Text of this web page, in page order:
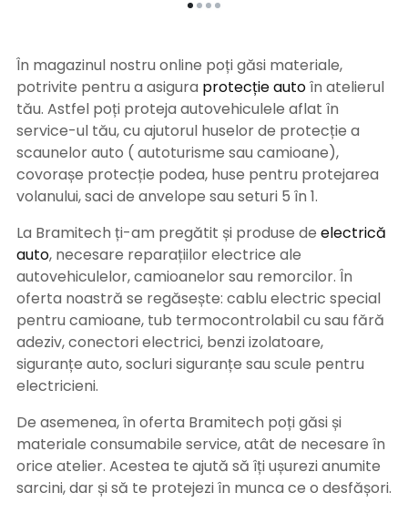
În magazinul nostru online poți găsi materiale,
potrivite pentru a asigura protecție autoîn atelierul
tău. Astfel poți proteja autovehiculele aflat în
service-ul tău, cu ajutorul huselor de protecție a
scaunelor auto ( autoturisme sau camioane),
covorașe protecție podea, huse pentru protejarea
volanului, saci de anvelope sau seturi 5 în 1.
La Bramitech ți-am pregătit și produse de electrică
auto, necesare reparațiilor electrice ale
autovehiculelor, camioanelor sau remorcilor. În
oferta noastră se regăsește: cablu electric special
pentru camioane, tub termocontrolabil cu sau fără
adeziv, conectori electrici, benzi izolatoare,
siguranțe auto, socluri siguranțe sau scule pentru
electricieni.
De asemenea, în oferta Bramitech poți găsi și
materiale consumabile service, atât de necesare în
orice atelier. Acestea te ajută să îți ușurezi anumite
sarcini, dar și să te protejezi în munca ce o desfășori.